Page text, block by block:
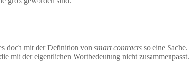
doch mit der Definition von smart contracts so eine Sache.
mit der eigentlichen Wortbedeutung nicht zusammenpasst.